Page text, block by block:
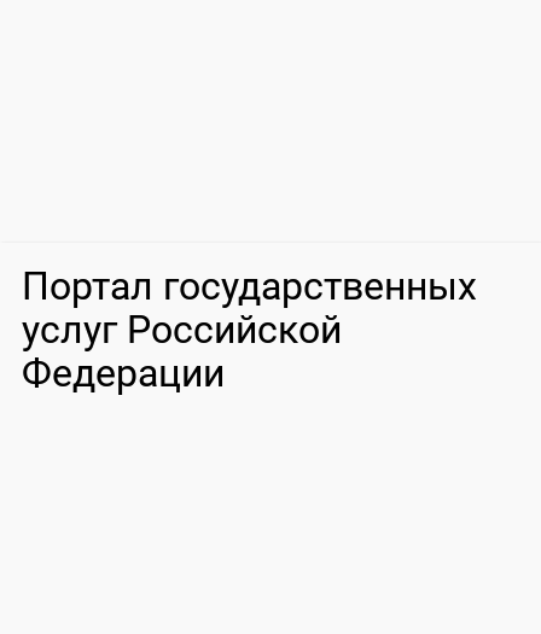
Портал государственных
услуг Российской
Федерации